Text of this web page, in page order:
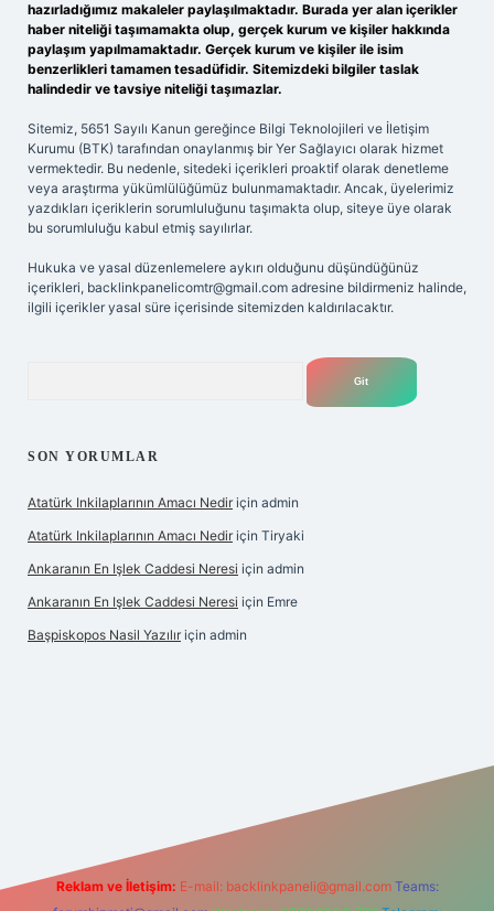
hazırladığımız makaleler paylaşılmaktadır. Burada yer alan içerikler
haber niteliği taşımamakta olup, gerçek kurum ve kişiler hakkında
paylaşım yapılmamaktadır. Gerçek kurum ve kişiler ile isim
benzerlikleri tamamen tesadüfidir. Sitemizdeki bilgiler taslak
halindedir ve tavsiye niteliği taşımazlar.
Sitemiz, 5651 Sayılı Kanun gereğince Bilgi Teknolojileri ve İletişim
Kurumu (BTK) tarafından onaylanmış bir Yer Sağlayıcı olarak hizmet
vermektedir. Bu nedenle, sitedeki içerikleri proaktif olarak denetleme
veya araştırma yükümlülüğümüz bulunmamaktadır. Ancak, üyelerimiz
yazdıkları içeriklerin sorumluluğunu taşımakta olup, siteye üye olarak
bu sorumluluğu kabul etmiş sayılırlar.
Hukuka ve yasal düzenlemelere aykırı olduğunu düşündüğünüz
içerikleri, backlinkpanelicomtr@gmail.com adresine bildirmeniz halinde,
ilgili içerikler yasal süre içerisinde sitemizden kaldırılacaktır.
SON YORUMLAR
Atatürk Inkilaplarının Amacı Nedir için admin
Atatürk Inkilaplarının Amacı Nedir için Tiryaki
Ankaranın En Işlek Caddesi Neresi için admin
Ankaranın En Işlek Caddesi Neresi için Emre
Başpiskopos Nasil Yazılır için admin
Reklam ve İletişim: E-mail: backlinkpaneli@gmail.com Teams: